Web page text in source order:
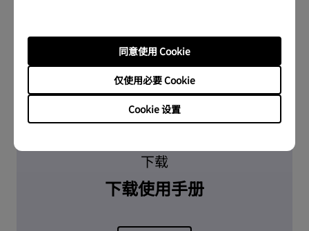
Cookie 设置
仅使用必要 Cookie
同意使用 Cookie
下载
下载使用手册